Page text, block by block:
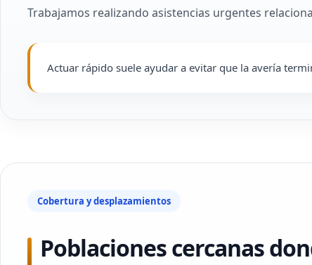
Trabajamos realizando asistencias urgentes
Actuar rápido suele ayudar a evitar que la avería
Cobertura y desplazamientos
Poblaciones cercanas